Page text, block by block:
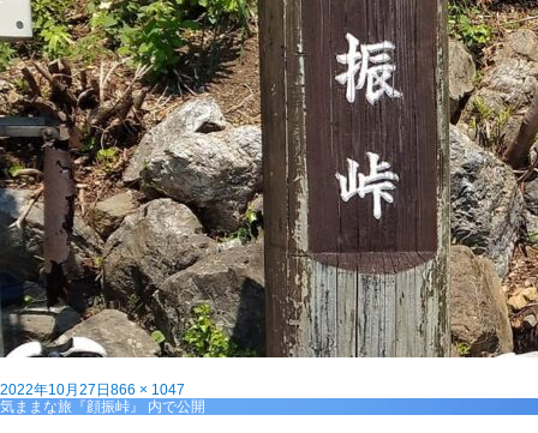
投
稿
2022年10月27日 フ
ル
866 × 1047
投
気ままな旅『顔振峠』 内で公開